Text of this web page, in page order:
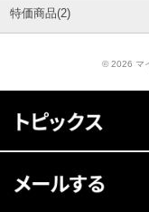
特価商品(2)
© 2026 マ